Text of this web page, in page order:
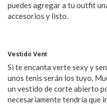
puedes agregar a tu outfit
accesorios y listo.
Vestido Vent
Si te encanta verte sexy y
unos tenis serán los tuyo.
un vestido de corte abierto
necesariamente tendría que